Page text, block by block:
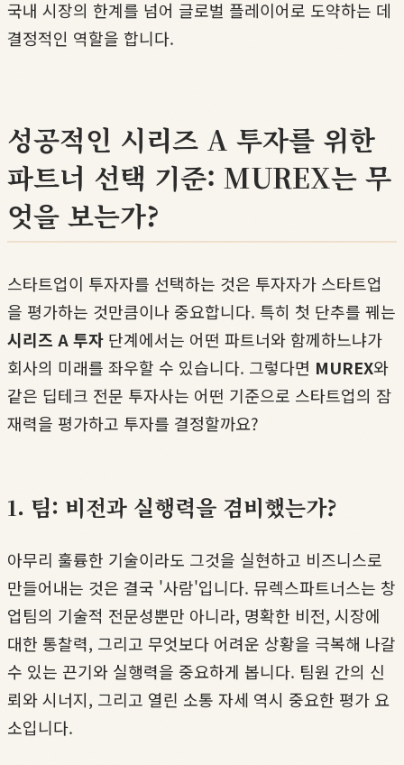
국내 시장의 한계를 넘어 글로벌 플레이어로 도약하는 데
결정적인 역할을 합니다.
성공적인 시리즈 A 투자를 위한
파트너 선택 기준: MUREX는 무
엇을 보는가?
스타트업이 투자자를 선택하는 것은 투자자가 스타트업
을 평가하는 것만큼이나 중요합니다. 특히 첫 단추를 꿰는
시리즈 A 투자 단계에서는 어떤 파트너와 함께하느냐가
회사의 미래를 좌우할 수 있습니다. 그렇다면 MUREX와
같은 딥테크 전문 투자사는 어떤 기준으로 스타트업의 잠
재력을 평가하고 투자를 결정할까요?
1. 팀: 비전과 실행력을 겸비했는가?
아무리 훌륭한 기술이라도 그것을 실현하고 비즈니스로
만들어내는 것은 결국 '사람'입니다. 뮤렉스파트너스는 창
업팀의 기술적 전문성뿐만 아니라, 명확한 비전, 시장에
대한 통찰력, 그리고 무엇보다 어려운 상황을 극복해 나갈
수 있는 끈기와 실행력을 중요하게 봅니다. 팀원 간의 신
뢰와 시너지, 그리고 열린 소통 자세 역시 중요한 평가 요
소입니다.